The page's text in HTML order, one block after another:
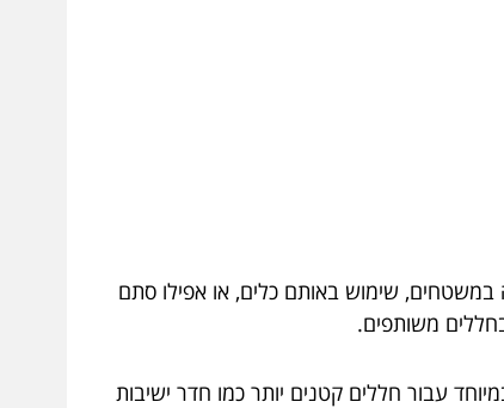
במשטחים, שימוש באותם כלים, או אפילו סתם
משותפים.
עבור חללים קטנים יותר כמו חדר ישיבות